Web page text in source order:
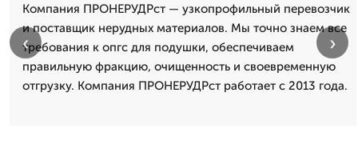
Компания ПРОНЕРУДРст — узкопрофильный перевозчик
и поставщик нерудных материалов. Мы точно знаем все
требования к опгс для подушки, обеспечиваем
правильную фракцию, очищенность и своевременную
отгрузку. Компания ПРОНЕРУДРст работает с 2013 года.
‹ ›